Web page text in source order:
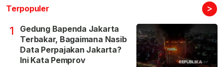
Terpopuler >
1
Gedung Bapenda Jakarta
Terbakar, Bagaimana Nasib
Data Perpajakan Jakarta?
Ini Kata Pemprov